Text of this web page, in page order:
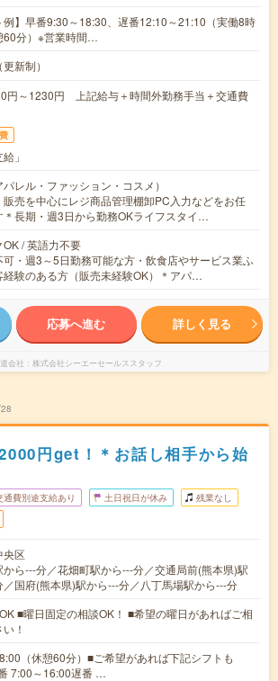
例】早番9:30～18:30、遅番12:10～21:10（実働8時
60分）※営業時間…
新制）
円～1230円 上記給与＋時間外勤務手当＋交通費
」
レル・ファッション・コスメ）
販売を中心にレジ商品管理棚卸PC入力などをお任
＊長期・週3日から勤務OKライフスタイ…
OK / 英語力不要
可・週3～5日勤務可能な方・飲食店やサービス業ふ
経験のある方（販売未経験OK）＊アパ…
応募へ進む 詳しく見る
会社 株式会社シーエーセールススタッフ
円get！＊お話し相手から始
通費別途支給あり 土日祝日が休み 残業なし
央区
から---分／花畑町駅から---分／交通局前(熊本県)駅
／国府(熊本県)駅から---分／八丁馬場駅から---分
■曜日固定の相談OK！ ■希望の曜日があればご相
！
（休憩60分）■ご希望があれば下記シフトも
7:00～16:00遅番 …